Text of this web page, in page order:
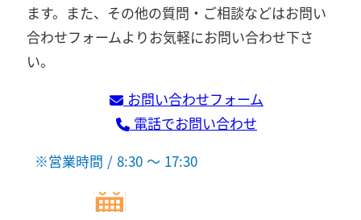
ます。また、その他の質問・ご相談などはお問い
合わせフォームよりお気軽にお問い合わせ下さ
い。
お問い合わせフォーム
電話でお問い合わせ
※営業時間 / 8:30 ～ 17:30